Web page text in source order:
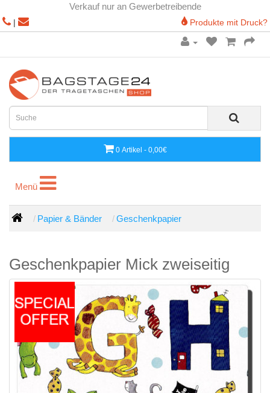
Verkauf nur an Gewerbetreibende
| Produkte mit Druck?
0 Artikel - 0,00€
Menü
Menü
Papier & Bänder Geschenkpapier
Geschenkpapier Mick zweiseitig